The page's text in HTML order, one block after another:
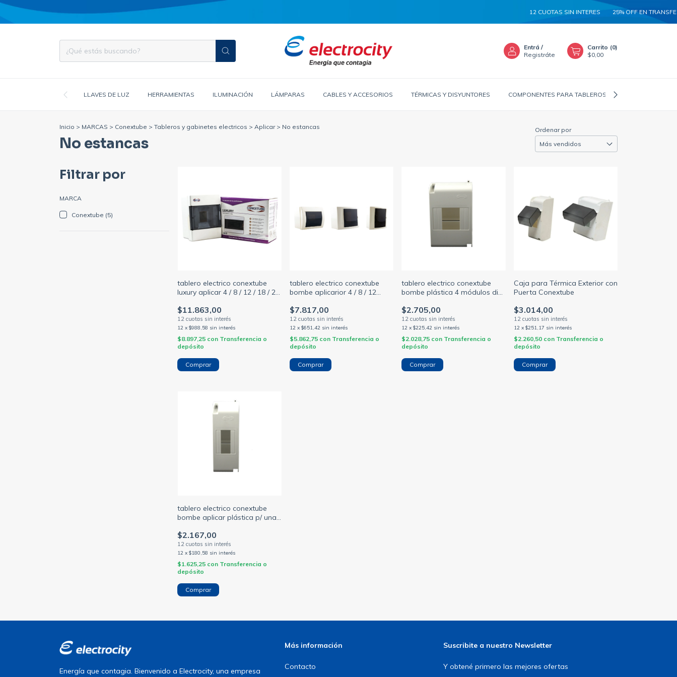
12 CUOTAS SIN INTERES 25% OFF EN
Entrá /
Registráte
Carrito (0)
$0,00
LLAVES DE LUZ HERRAMIENTAS ILUMINACIÓN LÁMPARAS CABLES Y ACCESORIOS TÉRMICAS Y DISYUNTORES COMPONENTES PARA TABLEROS
Inicio > MARCAS > Conextube > Tableros y gabinetes electricos > Aplicar > No estancas
No estancas
Ordenar por
Filtrar por
MARCA
Conextube (5)
tablero electrico conextube
luxury aplicar 4 / 8 / 12 / 18 / 24
$11.863,00
12 x$988,58 sin interés
$8.897,25 con Transferencia o
depósito
Comprar
tablero electrico conextube
bombe aplicarior 4 / 8 / 12
$7.817,00
12 x $651,42 sin interés
$5.862,75 con Transferencia o
depósito
Comprar
tablero electrico conextube
bombe plástica 4 módulos din
$2.705,00
12 x$225,42 sin interés
$2.028,75 con Transferencia o
depósito
Caja para Térmica Exterior con
Puerta Conextube
$3.014,00
12 x $251,17 sin interés
$2.260,50 con Transferencia o
depósito
Comprar
tablero electrico conextube
bombe aplicar plástica p/ una
puerta
$2.167,00
12 x$180,58 sin interés
$1.625,25 con Transferencia o
depósito
Energía que contagia. Bienvenido a Electrocity, una empresa
Más información
Contacto
Suscribite a nuestro Newsletter
Y obtené primero las mejores ofertas